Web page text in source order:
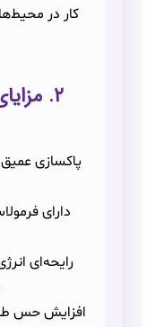
کار در
۲. مزایای رقابتی در یک نگاه
پاکسازی
دارای
رایحه‌ای
افزایش حس